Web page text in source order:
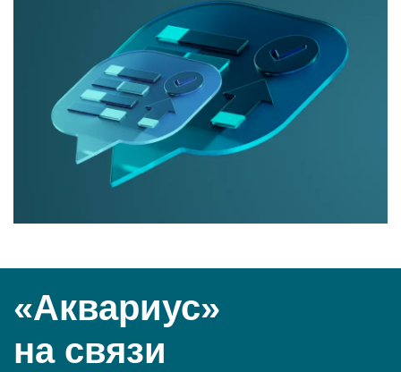
«Аквариус»
на связи